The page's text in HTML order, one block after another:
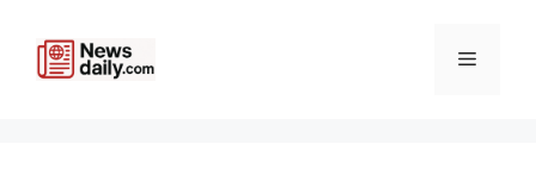
content
Menu